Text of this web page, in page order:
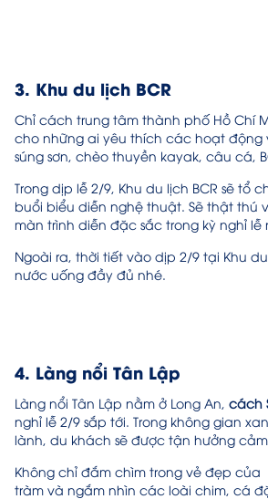
3. Khu du lịch BCR
Chỉ cách trung tâm thành phố Hồ Chí
cho những ai yêu thích các hoạt động
súng sơn, chèo thuyền kayak, câu cá,
Trong dịp lễ 2/9, Khu du lịch BCR sẽ
buổi biểu diễn nghệ thuật. Sẽ thật
màn trình diễn đặc sắc trong kỳ nghỉ lễ
Ngoài ra, thời tiết vào dịp 2/9 tại Khu
nước uống đầy đủ nhé.
4. Làng nổi Tân Lập
Làng nổi Tân Lập nằm ở Long An, cách
nghỉ lễ 2/9 sắp tới. Trong không gian
lành, du khách sẽ được tận hưởng
Không chỉ đắm chìm trong vẻ đẹp
tràm và ngắm nhìn các loài chim, cá